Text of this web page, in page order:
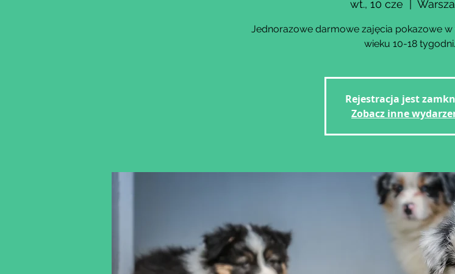
wt., 10 cze
Jednorazowe darmowe zajęcia pokazowe
wieku 10-18 tygodni.
Rejestracja jest
Zobacz inne